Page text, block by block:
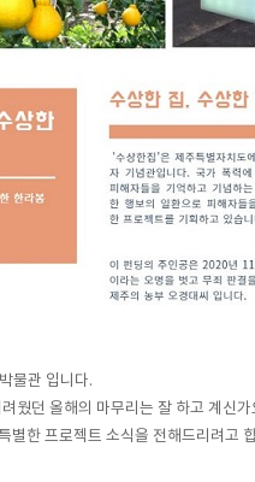
물관 입니다.
웠던 올해의 마무리는 잘 하고 계신가
별한 프로젝트 소식을 전해드리려고